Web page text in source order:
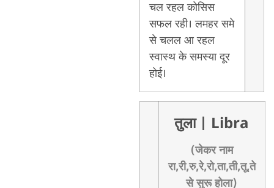
चल रहल कोसिस
सफल रही। लमहर समे
से चलल आ रहल
स्वास्थ के समस्या दूर
होई।
तुला | Libra
(जेकर नाम
रा,री,रु,रे,रो,ता,ती,तू,ते
से सुरू होला)